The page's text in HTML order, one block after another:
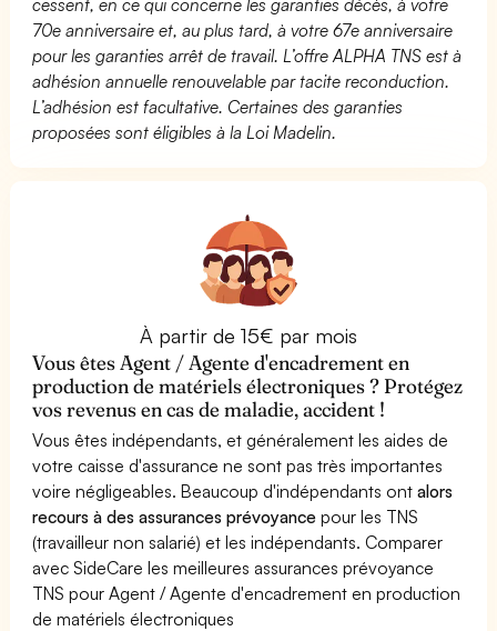
70e anniversaire et, au plus tard, à votre 67e anniversaire
pour les garanties arrêt de travail. L’offre ALPHA TNS est à
adhésion annuelle renouvelable par tacite reconduction.
L’adhésion est facultative. Certaines des garanties
proposées sont éligibles à la Loi Madelin.
À partir de 15€ par mois
Vous êtes Agent / Agente d'encadrement en
production de matériels électroniques ? Protégez
vos revenus en cas de maladie, accident !
Vous êtes indépendants, et généralement les aides de
votre caisse d'assurance ne sont pas très importantes
voire négligeables. Beaucoup d'indépendants ontalors
recours à des assurances prévoyance pour les TNS
(travailleur non salarié) et les indépendants. Comparer
avec SideCare les meilleures assurances prévoyance
TNS pour Agent / Agente d'encadrement en production
de matériels électroniques